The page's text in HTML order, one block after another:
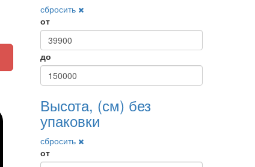
сбросить
от
до
Высота, (см) без
упаковки
сбросить
от